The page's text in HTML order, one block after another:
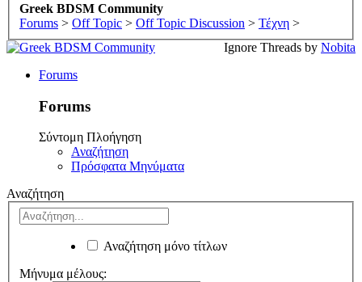
Greek BDSM Community
Forums > Off Topic > Off Topic Discussion > Τέχνη >
Ignore Threads by Nobita
Forums
Forums
Σύντομη Πλοήγηση
Αναζήτηση
Πρόσφατα Μηνύματα
Αναζήτηση
Αναζήτηση μόνο τίτλων
Μήνυμα μέλους: